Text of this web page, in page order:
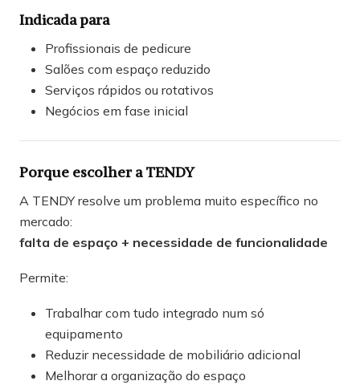
Indicada para
Profissionais de pedicure
Salões com espaço reduzido
Serviços rápidos ou rotativos
Negócios em fase inicial
Porque escolher a TENDY
A TENDY resolve um problema muito específico no
mercado:
falta de espaço + necessidade de funcionalidade
Permite:
Trabalhar com tudo integrado num só
equipamento
Reduzir necessidade de mobiliário adicional
Melhorar a organização do espaço